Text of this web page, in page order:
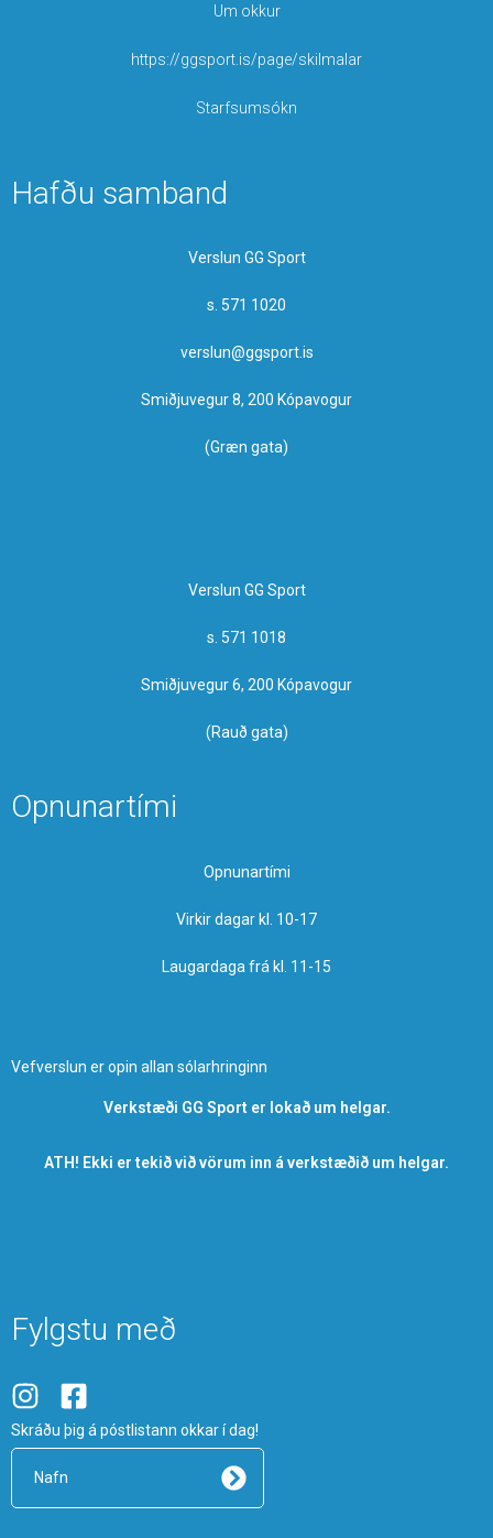
Um okkur
https://ggsport.is/page/skilmalar
Starfsumsókn
Hafðu samband
Verslun GG Sport
s. 571 1020
verslun@ggsport.is
Smiðjuvegur 8, 200 Kópavogur
(Græn gata)
Verslun GG Sport
s. 571 1018
Smiðjuvegur 6, 200 Kópavogur
(Rauð gata)
Opnunartími
Opnunartími
Virkir dagar kl. 10-17
Laugardaga frá kl. 11-15
Vefverslun er opin allan sólarhringinn
Verkstæði GG Sport er lokað um helgar.
ATH! Ekki er tekið við vörum inn á verkstæðið um helgar.
Fylgstu með
I
n
s
a
F
a
c
b
Skráðu þig á póstlistann okkar í dag!
Nafn